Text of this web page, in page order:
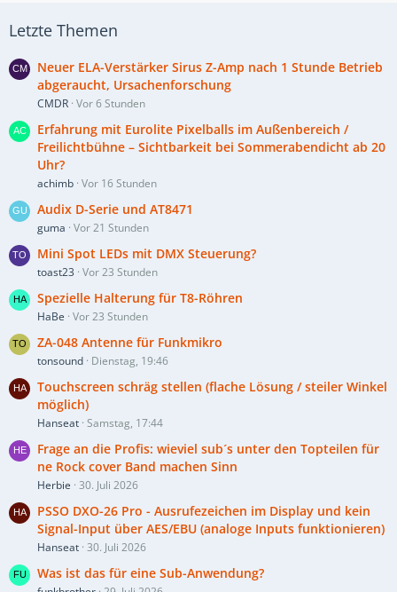
Letzte Themen
Neuer ELA-Verstärker Sirus Z-Amp nach 1 Stunde Betrieb
abgeraucht, Ursachenforschung
CMDR Vor 6 Stunden
Erfahrung mit Eurolite Pixelballs im Außenbereich /
Freilichtbühne – Sichtbarkeit bei Sommerabendicht ab 20
Uhr?
achimb Vor 16 Stunden
Audix D-Serie und AT8471
guma Vor 21 Stunden
Mini Spot LEDs mit DMX Steuerung?
toast23 Vor 23 Stunden
Spezielle Halterung für T8-Röhren
HaBe Vor 23 Stunden
ZA-048 Antenne für Funkmikro
tonsound Dienstag, 19:46
Touchscreen schräg stellen (flache Lösung / steiler Winkel
möglich)
Hanseat Samstag, 17:44
Frage an die Profis: wieviel sub´s unter den Topteilen für
ne Rock cover Band machen Sinn
Herbie 30. Juli 2026
PSSO DXO-26 Pro - Ausrufezeichen im Display und kein
Signal-Input über AES/EBU (analoge Inputs funktionieren)
Hanseat 30. Juli 2026
Was ist das für eine Sub-Anwendung?